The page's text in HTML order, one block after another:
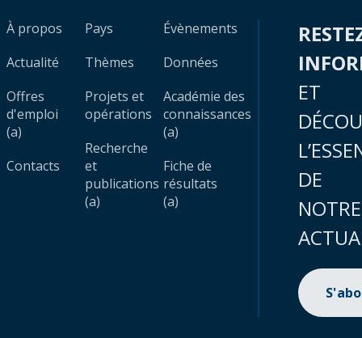
À propos
Actualité
Offres
d'emploi
(a)
Contacts
Pays
Thèmes
Projets et
opérations
Recherche
et
publications
(a)
Évènements
Données
Académie des
connaissances
(a)
Fiche de
résultats
(a)
ET
DE
NOTRE